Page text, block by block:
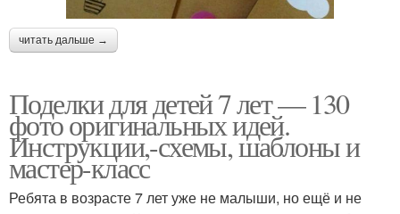
читать дальше →
Поделки для детей 7 лет — 130
фото оригинальных идей.
Инструкции,-схемы, шаблоны и
мастер-класс
Ребята в возрасте 7 лет уже не малыши, но ещё и не